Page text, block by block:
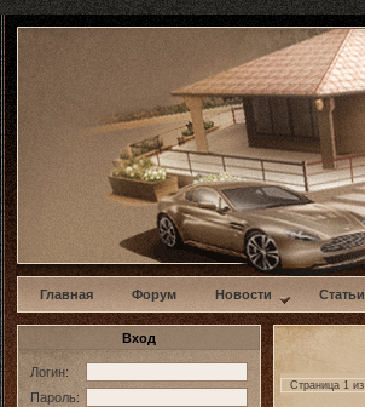
w
Главная Форум Новости Статьи
Вход
Логин:
Пароль:
Страница 1 из